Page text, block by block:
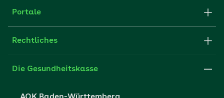
FAQ
Struktur & Verwaltung
Partner der AOK
Portale
Fachportal für Arbeitgeber
Rechtliches
Impressum
Die Gesundheitskasse